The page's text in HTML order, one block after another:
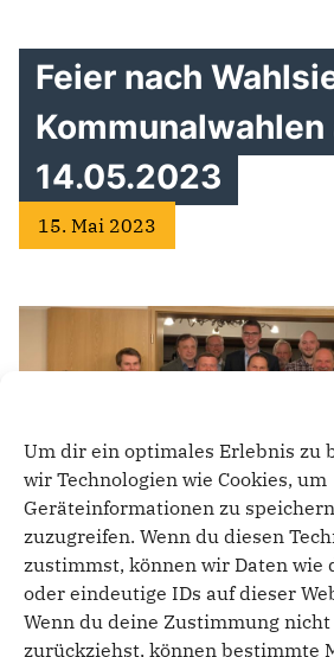
Um dir ein optimales Erlebnis zu
wir Technologien wie Cookies, um
Geräteinformationen zu
zuzugreifen. Wenn du diesen
zustimmst, können wir Daten wie
oder eindeutige IDs auf dieser
Wenn du deine Zustimmung
zurückziehst, können bestimmte
Feier nach
Kommunalwahlen
14.05.2023
15. Mai 2023
Dankbarkeit für viele Stimmen der
Zusammenhalt und Feierlaune: